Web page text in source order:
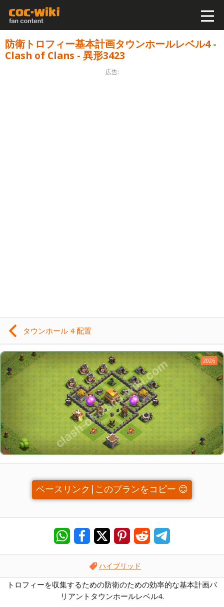
防衛トロフィー基本計画タウンホールレベル4 -
Clash of Clans - 異形3423
広告:
タウンホール 4 配置
2026
ベースリンク|このプランをコピー 😊
ハイブリッド
トロフィーを収集するための防衛のための効率的な基本計画バ
リアントタウンホールレベル4.